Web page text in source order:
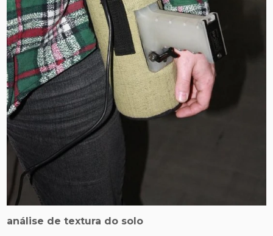
análise de textura do solo